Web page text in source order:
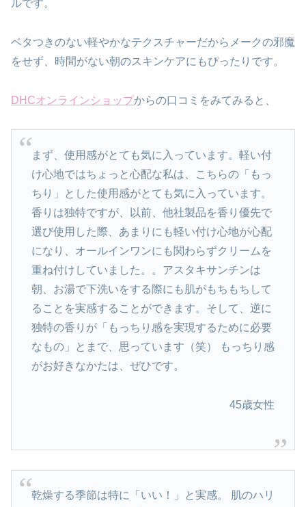
ルです。
ベタつきのない軽やかなテクスチャーだからメークの邪魔
をせず、時間がない朝のスキンケアにもぴったりです。
DHCオンラインショップからの口コミをみてみると、
まず、使用感がとても気に入っています。軽い付
け心地ではちょっと心配な私は、こちらの「もっ
ちり」とした使用感がとても気に入っています。
香りは独特ですが、以前、他社製品を香り優先で
選び使用した際、あまりにも軽い付け心地が心配
になり、オールインワンにも関わらずクリームを
重ね付けしていました。。アスタキサンチンは
朝、お湯で下洗いをする際にも肌がもちもちして
ることを実感することができます。そして、逆に
独特の香りが「もっちり感を実現するために必要
なもの」とまで、思っています（笑） もっちり感
がお好きなかたは、ぜひです。
45歳女性
乾燥する季節は特に「いい！」と実感。 肌のハリ